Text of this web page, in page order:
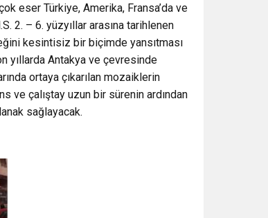
eser Türkiye, Amerika, Fransa’da ve
2. – 6. yüzyıllar arasına tarihlenen
kesintisiz bir biçimde yansıtması
yıllarda Antakya ve çevresinde
ortaya çıkarılan mozaiklerin
ve çalıştay uzun bir sürenin ardından
sağlayacak.